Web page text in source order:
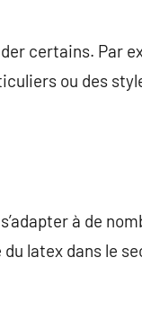
certains. Par
ou des
à de
latex dans le